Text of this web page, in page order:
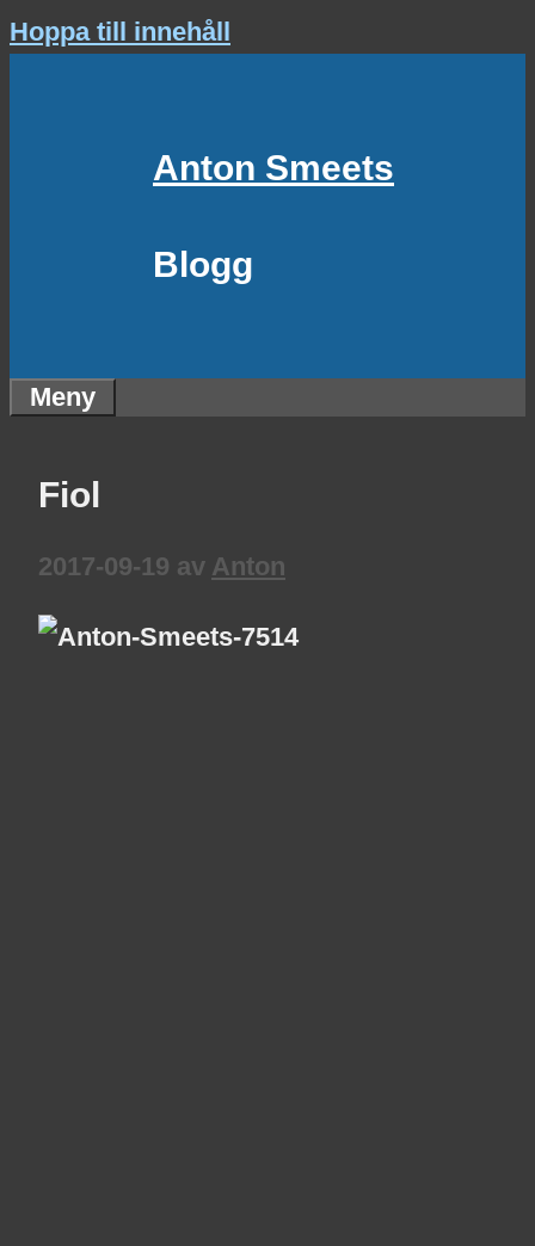
Hoppa till innehåll
Anton Smeets
Blogg
Meny
Fiol
2017-09-19 av Anton